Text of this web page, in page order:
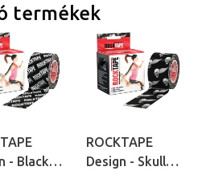
termékek
- Black
ROCKTAPE
Design - Skull